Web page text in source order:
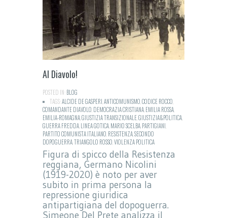
Al Diavolo!
POSTED IN:BLOG
TAGS:ALCIDE DE GASPERI ANTICOMUNISMO CODICE ROCCO
COMANDANTE DIAVOLO DEMOCRAZIA CRISTIANA EMILIA ROSSA
EMILIA-ROMAGNAGIUSTIZIA TRANSIZIONALEGIUSTIZIA&POLITICA
GUERRA FREDDA LINEA GOTICA MARIO SCELBA PARTIGIANI
PARTITO COMUNISTA ITALIANO RESISTENZASECONDO
DOPOGUERRATRIANGOLO ROSSO VIOLENZA POLITICA
Figura di spicco della Resistenza
reggiana, Germano Nicolini
(1919-2020) è noto per aver
subito in prima persona la
repressione giuridica
antipartigiana del dopoguerra.
Simeone Del Prete analizza il